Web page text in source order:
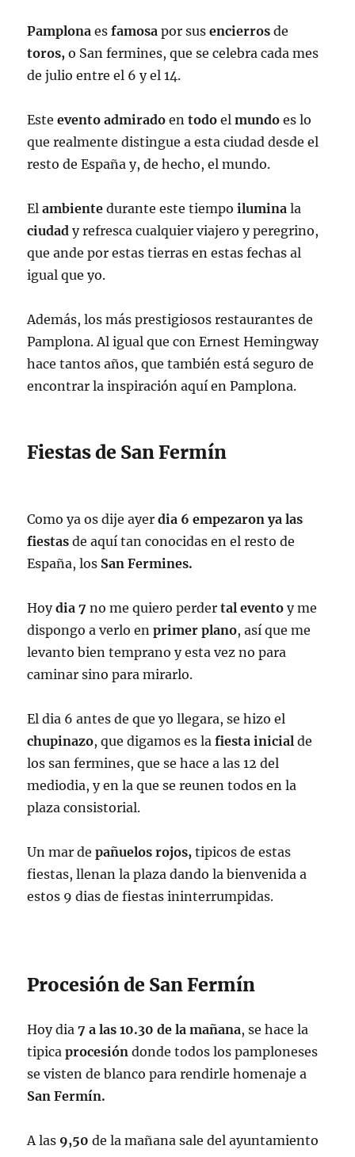
Pamplona esfamosa por susencierros de
toros, o San fermines, que se celebra cada mes
de julio entre el 6 y el 14.
Esteevento admirado entodo elmundo es lo
que realmente distingue a esta ciudad desde el
resto de España y, de hecho, el mundo.
Elambiente durante este tiempoilumina la
ciudad y refresca cualquier viajero y peregrino,
que ande por estas tierras en estas fechas al
igual que yo.
Además, los más prestigiosos restaurantes de
Pamplona. Al igual que con Ernest Hemingway
hace tantos años, que también está seguro de
encontrar la inspiración aquí en Pamplona.
Fiestas de San Fermín
Como ya os dije ayerdia 6 empezaron ya las
fiestas de aquí tan conocidas en el resto de
España, los San Fermines.
Hoydia 7 no me quiero perder tal evento y me
dispongo a verlo enprimer plano, así que me
levanto bien temprano y esta vez no para
caminar sino para mirarlo.
El dia 6 antes de que yo llegara, se hizo el
chupinazo, que digamos es la fiesta inicial de
los san fermines, que se hace a las 12 del
mediodia, y en la que se reunen todos en la
plaza consistorial.
Un mar depañuelos rojos, tipicos de estas
fiestas, llenan la plaza dando la bienvenida a
estos 9 dias de fiestas ininterrumpidas.
Procesión de San Fermín
Hoy dia 7 a las 10.30 de la mañana, se hace la
tipicaprocesión donde todos los pamploneses
se visten de blanco para rendirle homenaje a
San Fermín.
A las 9,50 de la mañana sale del ayuntamiento